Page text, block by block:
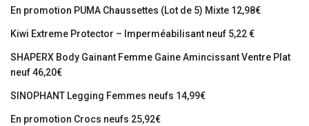
En promotion PUMA Chaussettes (Lot de 5) Mixte 12,98€
Kiwi Extreme Protector – Imperméabilisant neuf 5,22 €
SHAPERX Body Gainant Femme Gaine Amincissant Ventre Plat
neuf 46,20€
SINOPHANT Legging Femmes neufs 14,99€
En promotion Crocs neufs 25,92€